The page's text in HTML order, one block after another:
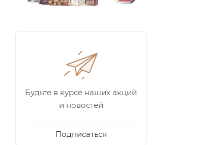
Будьте в курсе наших акций
и новостей
Подписаться